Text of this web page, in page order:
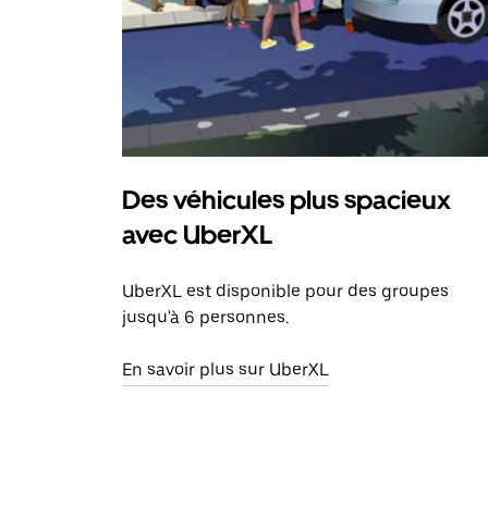
Des véhicules plus spacieux
avec UberXL
UberXL est disponible pour des groupes
jusqu'à 6 personnes.
En savoir plus sur UberXL